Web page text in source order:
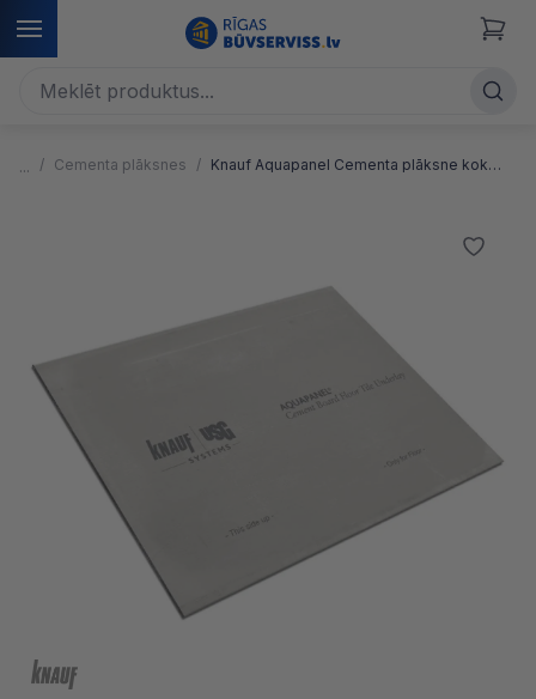
Cementa plāksnes Knauf Aquapanel Cementa plāksne koka grīdas flīzēšanai